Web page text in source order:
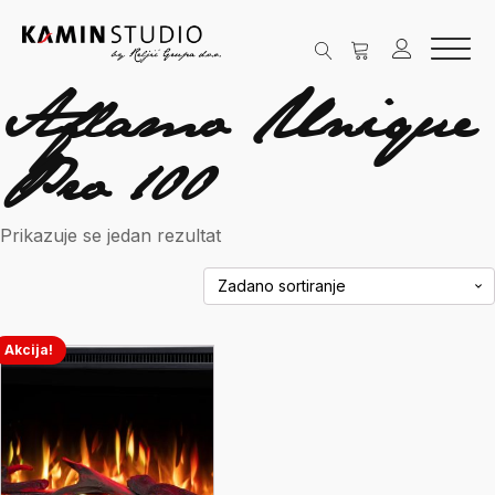
Aflamo Unique
Pro 100
Prikazuje se jedan rezultat
Akcija!
Ovaj
više
varijanti.